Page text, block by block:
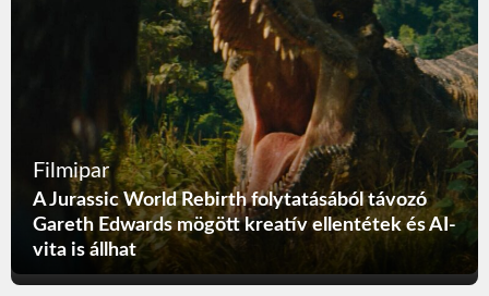
Filmipar
A Jurassic World Rebirth folytatásából távozó
Gareth Edwards mögött kreatív ellentétek és AI-
vita is állhat